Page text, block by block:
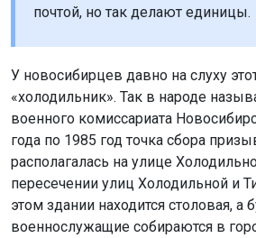
почтой, но так делают единицы.
У новосибирцев давно на слуху
«холодильник». Так в народе
военного комиссариата
года по 1985 год точка сбора
располагалась на улице
пересечении улиц Холодильной и
этом здании находится столовая, а
военнослужащие собираются в